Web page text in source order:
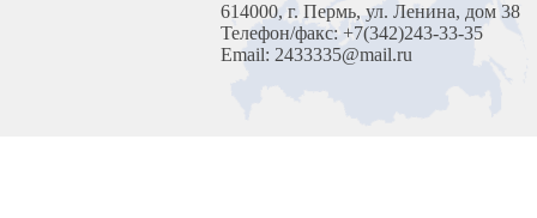
614000, г. Пермь, ул. Ленина, дом 38
Телефон/факс: +7(342)243-33-35
Email: 2433335@mail.ru